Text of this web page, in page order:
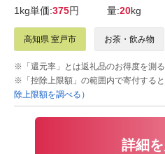
1kg単価:375円 量:20kg
高知県 室戸市 お茶・飲み物
※「還元率」とは返礼品のお得度を測
※「控除上限額」の範囲内で寄付する
除上限額を調べる）
詳細